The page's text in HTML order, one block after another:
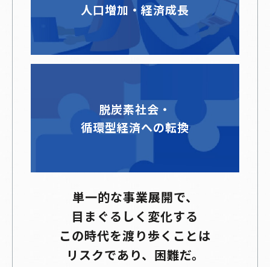
人口増加・経済成長
脱炭素社会・
循環型経済への転換
単一的な事業展開で、
目まぐるしく変化する
この時代を渡り歩くことは
リスクであり、困難だ。